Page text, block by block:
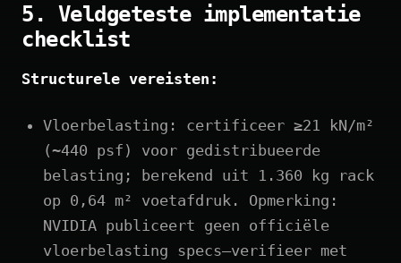
5. Veldgeteste implementatie
checklist
Structurele vereisten:
Vloerbelasting: certificeer ≥21 kN/m²
(~440 psf) voor gedistribueerde
belasting; berekend uit 1.360 kg rack
op 0,64 m² voetafdruk. Opmerking:
NVIDIA publiceert geen officiële
vloerbelasting specs—verifieer met